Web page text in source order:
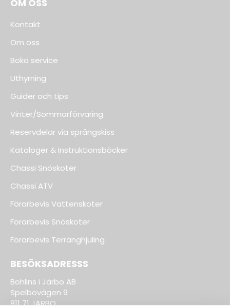
OM OSS
Kontakt
Om oss
Boka service
Uthyrning
Guider och tips
Vinter/Sommarförvaring
Reservdelar via sprängskiss
Kataloger & Instruktionsböcker
Chassi Snöskoter
Chassi ATV
Förarbevis Vattenskoter
Förarbevis Snöskoter
Förarbevis Terränghjuling
BESÖKSADRESSS
Bohlins i Järbo AB
Spelbovägen 9
811 71 JÄRBO